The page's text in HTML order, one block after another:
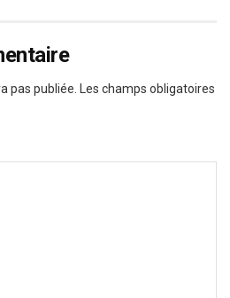
pas publiée. Les champs obligatoires